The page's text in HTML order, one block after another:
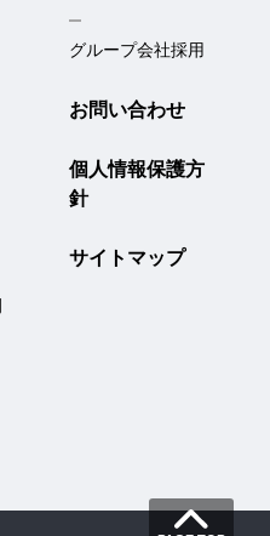
グループ会社採用
お問い合わせ
個人情報保護方
針
サイトマップ